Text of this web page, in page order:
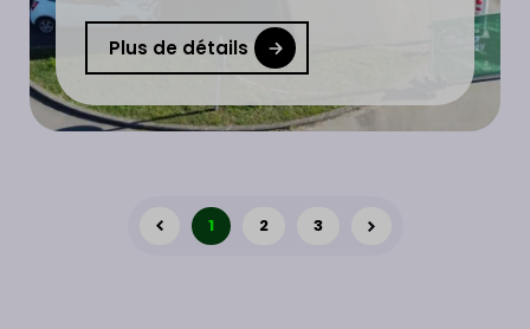
Plus de détails
1 2 3